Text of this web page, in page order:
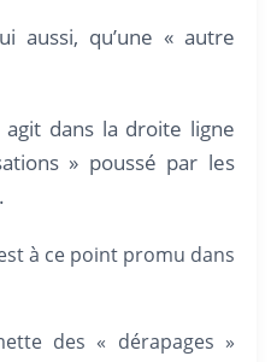
aussi, qu’une « autre
dans la droite ligne
» poussé par les
à ce point promu dans
des « dérapages »